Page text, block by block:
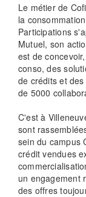
Le métier de
la
Participations
Mutuel, son
est de
conso, des
de crédits et
de 5000
C'est à
sont
sein du campus
crédit vendues
un engagement
des offres